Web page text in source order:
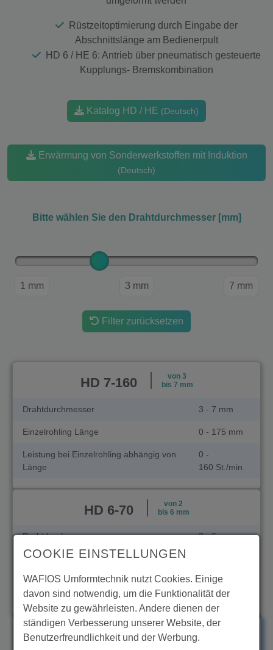
Rüstzeitoptimierung durch Eingabe der
Abschnittslänge am Bedienerpult
HD 6 / HE 6: Antrieb über pneumatisch gesteuerte
Kupplungs- Bremskombination
Katalog HD / HE (Deutsch)
Erwärmung von Sonderwerkstoffen mit Induktion
(Deutsch)
Bitte wählen Sie den Drahtdurchmesser [mm]
1 mm 3 mm 7 mm
Filter zurücksetzen
HD 7-160
von 3
bis 7 mm
Drahtdurchmesser 3 - 7 mm
Einzelrohling Länge 0 - 175 mm
Leistung bei Einzelrohling abhängig von
Länge
0 -
160 St./min
HD 6-70
von 2
bis 6 mm
Drahtdurchmesser 2 - 6 mm
Einzelrohling Länge
Leistung bei Einzelrohling abhängig von
Länge
0 -
335 St./min
HD 6-60
bis 6 mm
COOKIE EINSTELLUNGEN
WAFIOS Umformtechnik nutzt Cookies. Einige
davon sind notwendig, um die Funktionalität der
Website zu gewährleisten. Andere dienen der
ständigen Verbesserung unserer Website, der
Benutzerfreundlichkeit und der Werbung.